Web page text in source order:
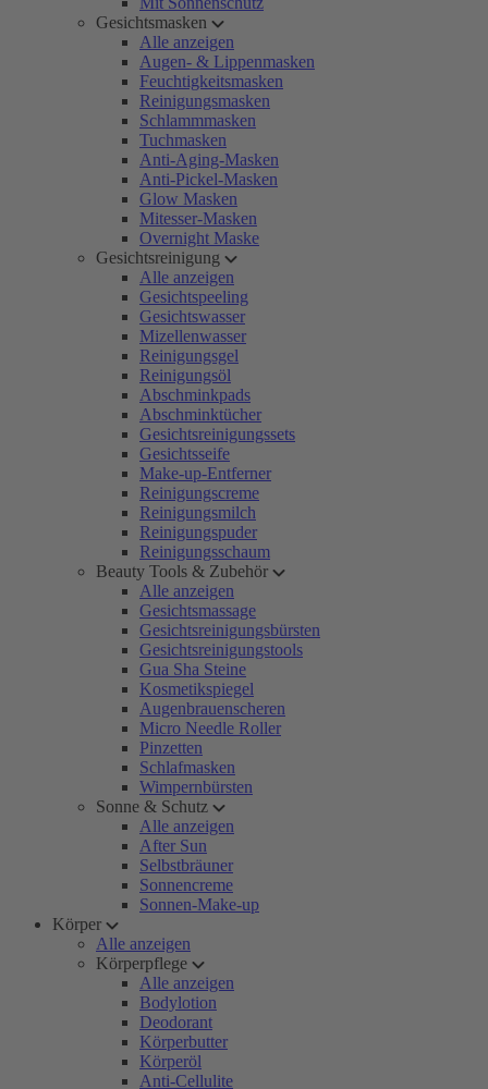
Gesichtsmasken
Alle anzeigen
Augen- & Lippenmasken
Feuchtigkeitsmasken
Reinigungsmasken
Schlammmasken
Tuchmasken
Anti-Aging-Masken
Anti-Pickel-Masken
Glow Masken
Mitesser-Masken
Overnight Maske
Gesichtsreinigung
Alle anzeigen
Gesichtspeeling
Gesichtswasser
Mizellenwasser
Reinigungsgel
Reinigungsöl
Abschminkpads
Abschminktücher
Gesichtsreinigungssets
Gesichtsseife
Make-up-Entferner
Reinigungscreme
Reinigungsmilch
Reinigungspuder
Reinigungsschaum
Beauty Tools & Zubehör
Alle anzeigen
Gesichtsmassage
Gesichtsreinigungsbürsten
Gesichtsreinigungstools
Gua Sha Steine
Kosmetikspiegel
Augenbrauenscheren
Micro Needle Roller
Pinzetten
Schlafmasken
Wimpernbürsten
Sonne & Schutz
Alle anzeigen
After Sun
Selbstbräuner
Sonnencreme
Sonnen-Make-up
Körper
Alle anzeigen
Körperpflege
Alle anzeigen
Bodylotion
Deodorant
Körperbutter
Körperöl
Anti-Cellulite